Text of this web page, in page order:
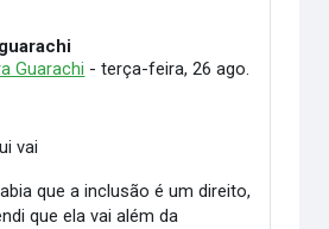
Guarachi -terça-feira, 26 ago.
0
vai
que a inclusão é um direito,
que ela vai além da